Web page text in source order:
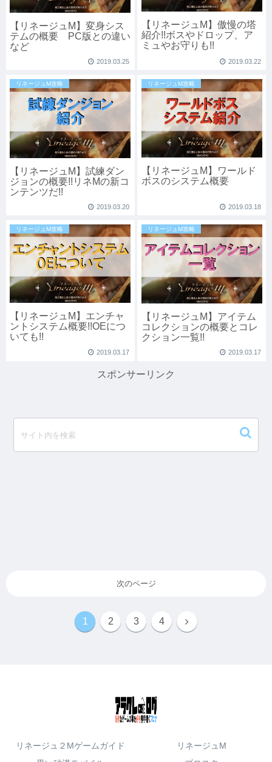
【リネージュM】変身シス
テムの概要 PC版との違い
など
2019.03.25
【リネージュM】傲慢の塔
紹介!!ボスやドロップ、ア
ミュやお守りも!!
2019.03.22
リネージュM攻略
【リネージュM】試練ダン
ジョンの概要!!リネMの新コ
ンテンツだ!!
2019.03.20
リネージュM攻略
【リネージュM】ワールド
ボスのシステム概要
2019.03.18
リネージュM攻略
【リネージュM】エンチャ
ントシステム概要!!OEにつ
いても!!
2019.03.17
リネージュM攻略
【リネージュM】アイテム
コレクションの概要とコレ
クション一覧!!
2019.03.17
スポンサーリンク
次のページ
1 2 3 4
リネージュ２Mゲームガイド
リネージュM